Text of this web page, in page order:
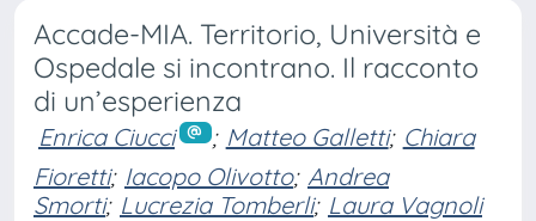
Accade-MIA. Territorio, Università e
Ospedale si incontrano. Il racconto
di un’esperienza
Enrica Ciucci ; Matteo Galletti; Chiara
Fioretti; Iacopo Olivotto; Andrea
Smorti; Lucrezia Tomberli; Laura Vagnoli